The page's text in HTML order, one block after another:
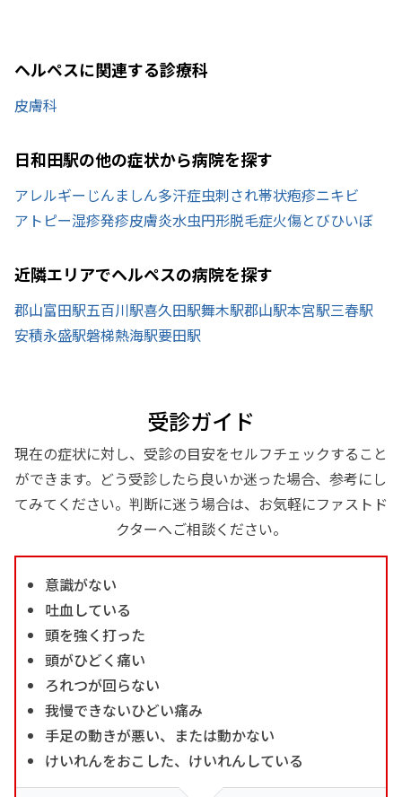
ヘルペスに関連する診療科
皮膚科
日和田駅の他の症状から病院を探す
アレルギー じんましん多汗症虫刺され帯状疱疹ニキビ
アトピー湿疹発疹皮膚炎水虫円形脱毛症火傷とびひいぼ
近隣エリアでヘルペスの病院を探す
郡山富田駅五百川駅喜久田駅舞木駅郡山駅本宮駅三春駅
安積永盛駅磐梯熱海駅要田駅
受診ガイド
現在の症状に対し、受診の目安をセルフチェックすること
ができます。どう受診したら良いか迷った場合、参考にし
てみてください。判断に迷う場合は、お気軽にファストド
クターへご相談ください。
意識がない
吐血している
頭を強く打った
頭がひどく痛い
ろれつが回らない
我慢できないひどい痛み
手足の動きが悪い、または動かない
けいれんをおこした、けいれんしている